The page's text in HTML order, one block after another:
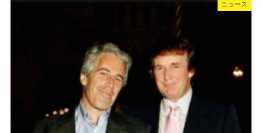
ニュース